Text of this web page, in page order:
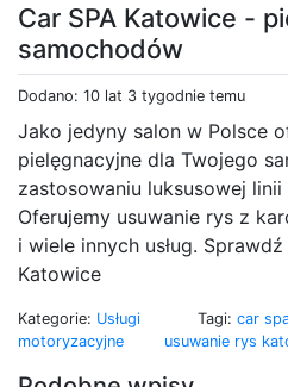
Car SPA Katowice -
samochodów
Dodano: 10 lat 3 tygodnie temu
Jako jedyny salon w Polsce
pielęgnacyjne dla Twojego
zastosowaniu luksusowej
Oferujemy usuwanie rys z
i wiele innych usług.
Katowice
Kategorie: Usługi
motoryzacyjne
Tagi: car
usuwanie rys